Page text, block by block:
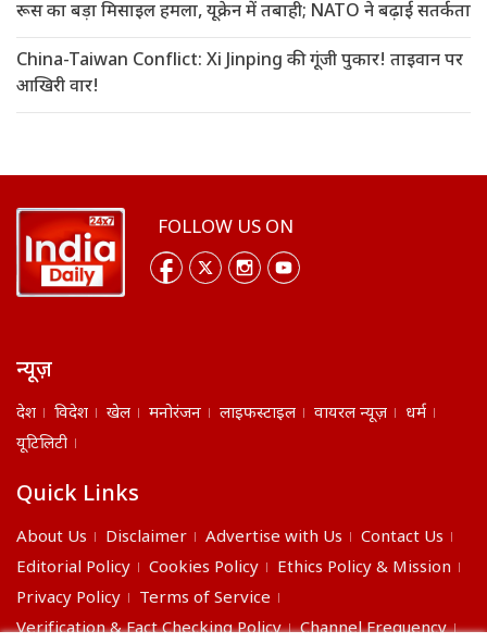
रूस का बड़ा मिसाइल हमला, यूक्रेन में तबाही; NATO ने बढ़ाई सतर्कता
China-Taiwan Conflict: Xi Jinping की गूंजी पुकार! ताइवान पर
आखिरी वार!
FOLLOW US ON
न्यूज़
देश विदेश खेल मनोरंजन लाइफस्टाइल वायरल न्यूज़
धर्म
यूटिलिटी
Quick Links
About Us Disclaimer Advertise with Us
Contact Us
Editorial Policy
Cookies Policy
Ethics Policy & Mission
Privacy Policy
Terms of Service
Verification & Fact Checking Policy
Channel Frequency